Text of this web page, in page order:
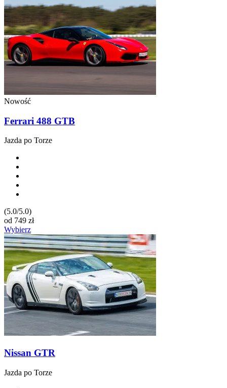
Nowość
Ferrari 488 GTB
Jazda po Torze
(5.0/5.0)
od 749 zł
Wybierz
Nissan GTR
Jazda po Torze